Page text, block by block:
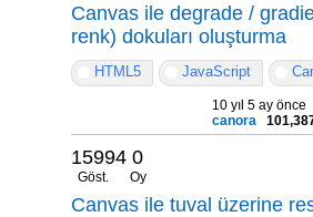
Canvas ile degrade /
renk) dokuları oluşturma
HTML5 JavaScript
10 yıl 5 ay önce
canora
15994
Göst.
0
Oy
Canvas ile tuval üzerine